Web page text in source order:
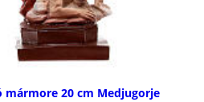
mármore 20 cm Medjugorje